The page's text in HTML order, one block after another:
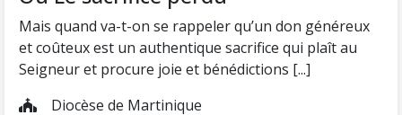
Mais quand va-t-on se rappeler qu’un don généreux
et coûteux est un authentique sacrifice qui plaît au
Seigneur et procure joie et bénédictions [...]
Diocèse de Martinique